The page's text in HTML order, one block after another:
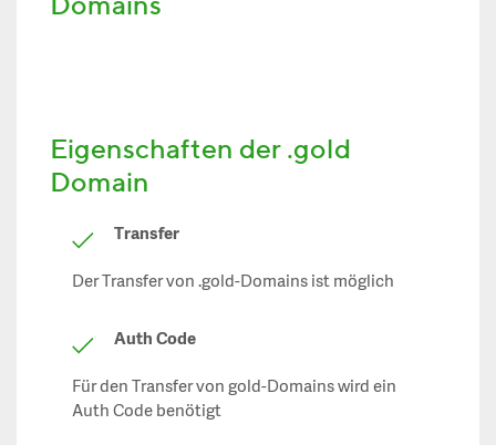
Eigenschaften der .gold
Domain
Transfer
Der Transfer von .gold-Domains ist möglich
Auth Code
Für den Transfer von gold-Domains wird ein
Auth Code benötigt